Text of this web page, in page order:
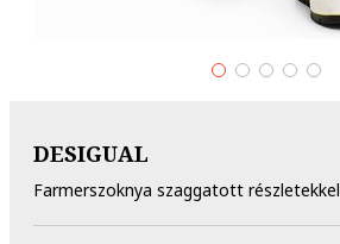
DESIGUAL
Farmerszoknya szaggatott részletekkel